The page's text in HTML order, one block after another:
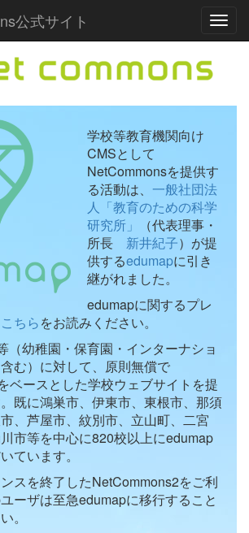
公式サイト
学校等教育機関向け
CMSとして
NetCommonsを提供す
る活動は、 一般社団法
人「教育のための科学
研究所」
（代表理事・
所長 新井紀子）が提
供するedumapに引き
継がれました。
edumapに関するプレ
こちらをお読みください。
（幼稚園・保育園・インターナショ
む）に対して、原則無償で
ベースとした学校ウェブサイトを提
既に鴻巣市、伊東市、東根市、那須
、芦屋市、紋別市、立山町、二宮
市等を中心に820校以上にedumap
ています。
スを終了したNetCommons2をご利
ーザは至急edumapに移行すること
。